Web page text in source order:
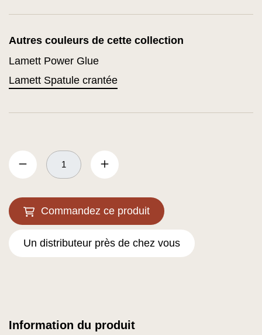
Autres couleurs de cette collection
Lamett Power Glue
Lamett Spatule crantée
Commandez ce produit
Un distributeur près de chez vous
Information du produit